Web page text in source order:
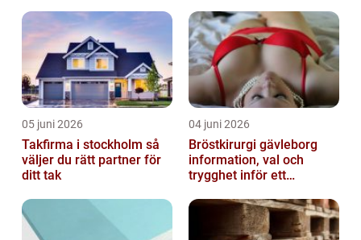
05 juni 2026
Takfirma i stockholm så
väljer du rätt partner för
ditt tak
04 juni 2026
Bröstkirurgi gävleborg
information, val och
trygghet inför ett